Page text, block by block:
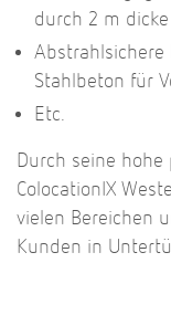
durch 2 m
Abstrahlsichere
Stahlbeton für
Etc.
Durch seine
ColocationIX
vielen Bereichen
Kunden in